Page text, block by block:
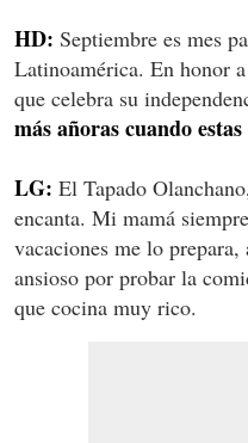
HD: Septiembre es mes
Latinoamérica. En honor
que celebra su
más añoras cuando
LG: El Tapado
encanta. Mi mamá
vacaciones me lo prepara,
ansioso por probar la
que cocina muy rico.